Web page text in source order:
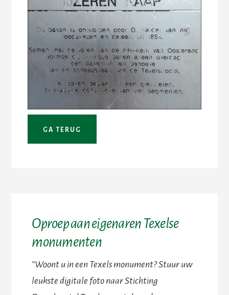
Oproep aan eigenaren Texelse
monumenten
“Woont u in een Texels monument? Stuur uw
leukste digitale foto naar Stichting